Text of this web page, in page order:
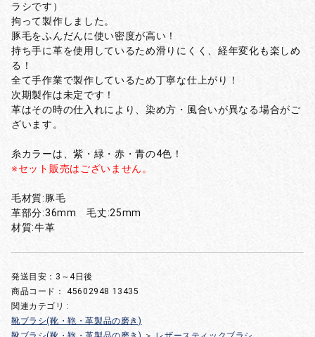
ラシです）
拘って製作しました。
豚毛をふんだんに使い密度が高い！
持ち手に革を使用しているため滑りにくく、経年変化も楽しめ
る！
全て手作業で製作しているため丁寧な仕上がり！
次期製作は未定です！
革はその時の仕入れにより、染め方・風合いが異なる場合がご
ざいます。
糸カラーは、紫・緑・赤・青の4色！
※セット販売はございません。
毛材質:豚毛
革部分:36mm 毛丈:25mm
材質:牛革
発送目安：3～4日後
商品コード：45602948 13435
関連カテゴリ :
靴ブラシ(靴・鞄・革製品の磨き)